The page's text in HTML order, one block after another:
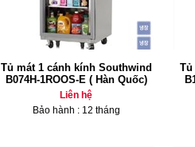
Tủ mát 1 cánh kính Southwind
B074H-1ROOS-E ( Hàn Quốc)
Liên hệ
Bảo hành : 12 tháng
Tủ